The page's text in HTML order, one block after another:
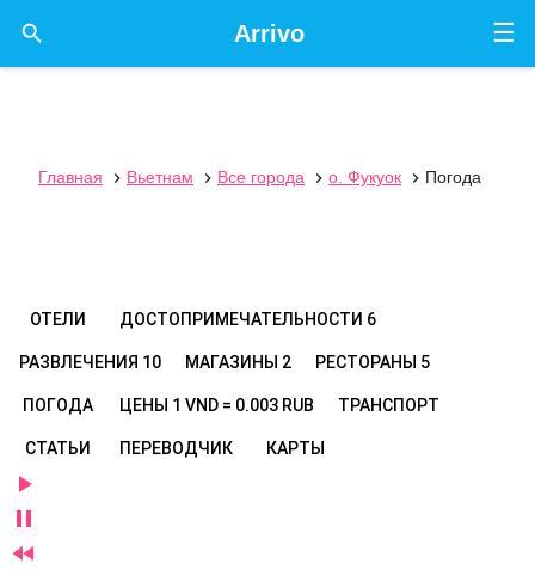
☰
Arrivo

Главная  Вьетнам  Все города  о. Фукуок  Погода
ОТЕЛИ ДОСТОПРИМЕЧАТЕЛЬНОСТИ 6
РАЗВЛЕЧЕНИЯ 10 МАГАЗИНЫ 2 РЕСТОРАНЫ 5
ПОГОДА ЦЕНЫ 1 VND = 0.003 RUB ТРАНСПОРТ
СТАТЬИ ПЕРЕВОДЧИК КАРТЫ


